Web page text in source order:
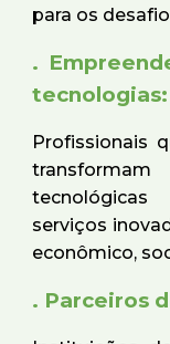
para os
.
tecnologias:
Profissionais
serviços
econômico,
. Parceiros